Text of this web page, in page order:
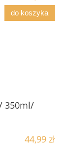
do koszyka
350ml/
44,99 zł